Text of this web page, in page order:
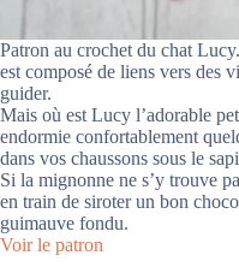
Patron au crochet du chat
est composé de liens vers des
guider.
Mais où est Lucy l’adorable
endormie confortablement
dans vos chaussons sous le
Si la mignonne ne s’y trouve
en train de siroter un bon
guimauve fondu.
Voir le patron